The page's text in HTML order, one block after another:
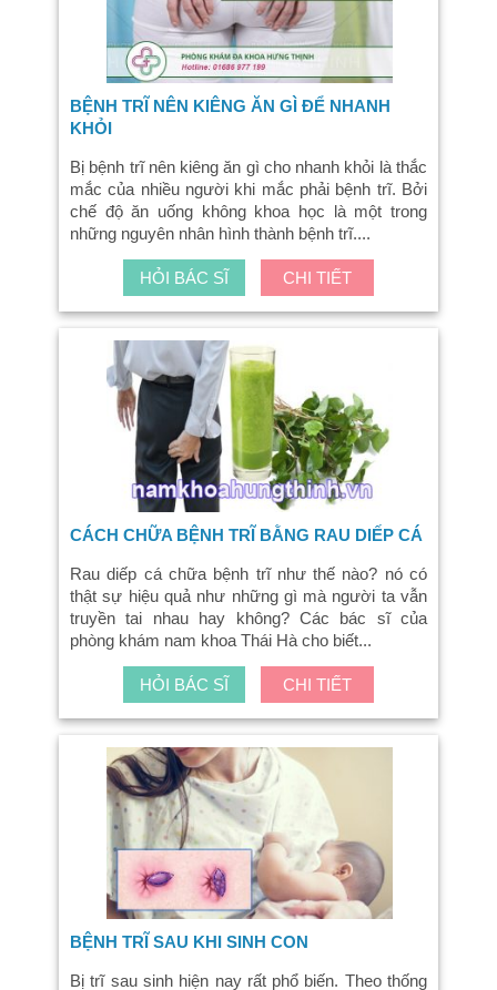
BỆNH TRĨ NÊN KIÊNG ĂN GÌ ĐỂ NHANH
KHỎI
Bị bệnh trĩ nên kiêng ăn gì cho nhanh khỏi là thắc
mắc của nhiều người khi mắc phải bệnh trĩ. Bởi
chế độ ăn uống không khoa học là một trong
những nguyên nhân hình thành bệnh trĩ....
HỎI BÁC SĨ CHI TIẾT
CÁCH CHỮA BỆNH TRĨ BẰNG RAU DIẾP CÁ
Rau diếp cá chữa bệnh trĩ như thế nào? nó có
thật sự hiệu quả như những gì mà người ta vẫn
truyền tai nhau hay không? Các bác sĩ của
phòng khám nam khoa Thái Hà cho biết...
HỎI BÁC SĨ CHI TIẾT
BỆNH TRĨ SAU KHI SINH CON
Bị trĩ sau sinh hiện nay rất phổ biến. Theo thống